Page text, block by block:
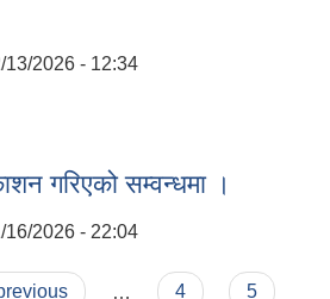
13/2026 - 12:34
गरिएको सम्वन्धमा ।
16/2026 - 22:04
4
5